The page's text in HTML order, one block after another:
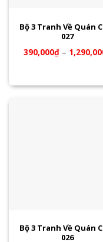
Bộ 3 Tranh Về Quán
027
390,000₫–
Bộ 3 Tranh Về Quán
026